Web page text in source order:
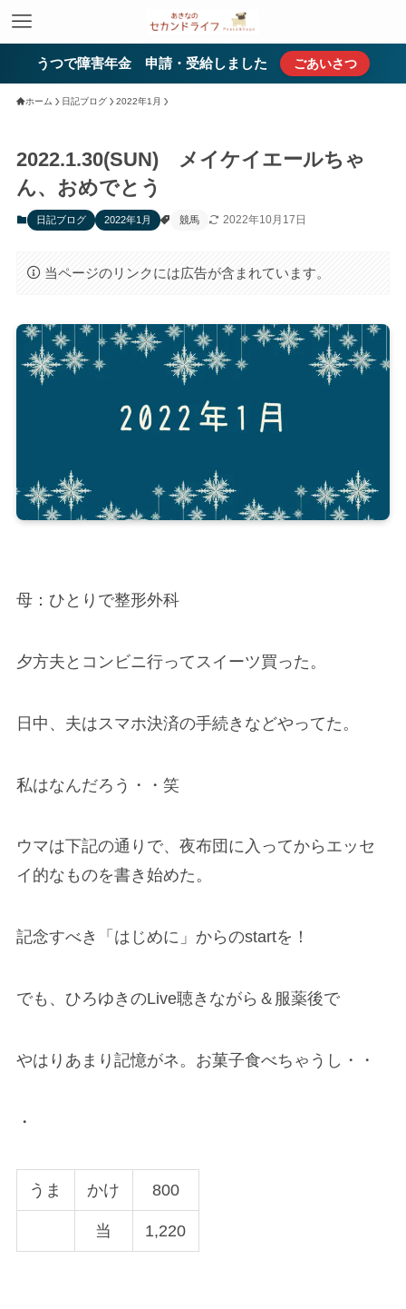
うつで障害年金 申請・受給しました ごあいさつ
ホーム 日記ブログ 2022年1月
2022.1.30(SUN) メイケイエールちゃ
ん、おめでとう
日記ブログ 2022年1月 競馬 2022年10月17日
当ページのリンクには広告が含まれています。
母：ひとりで整形外科
夕方夫とコンビニ行ってスイーツ買った。
日中、夫はスマホ決済の手続きなどやってた。
私はなんだろう・・笑
ウマは下記の通りで、夜布団に入ってからエッセ
イ的なものを書き始めた。
記念すべき「はじめに」からのstartを！
でも、ひろゆきのLive聴きながら＆服薬後で
やはりあまり記憶がネ。お菓子食べちゃうし・・
・
うま かけ 800
当 1,220